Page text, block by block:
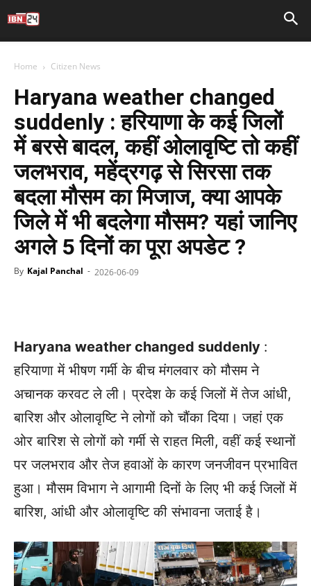
Home Citizen News
Haryana weather changed
suddenly : हरियाणा के कई जिलों
में बरसे बादल, कहीं ओलावृष्टि तो कहीं
जलभराव, महेंद्रगढ़ से सिरसा तक
बदला मौसम का मिजाज, क्या आपके
जिले में भी बदलेगा मौसम? यहां जानिए
अगले 5 दिनों का पूरा अपडेट ?
By Kajal Panchal - 2026-06-09
Haryana weather changed suddenly :
हरियाणा में भीषण गर्मी के बीच मंगलवार को मौसम ने
अचानक करवट ले ली। प्रदेश के कई जिलों में तेज आंधी,
बारिश और ओलावृष्टि ने लोगों को चौंका दिया। जहां एक
ओर बारिश से लोगों को गर्मी से राहत मिली, वहीं कई स्थानों
पर जलभराव और तेज हवाओं के कारण जनजीवन प्रभावित
हुआ। मौसम विभाग ने आगामी दिनों के लिए भी कई जिलों में
बारिश, आंधी और ओलावृष्टि की संभावना जताई है।